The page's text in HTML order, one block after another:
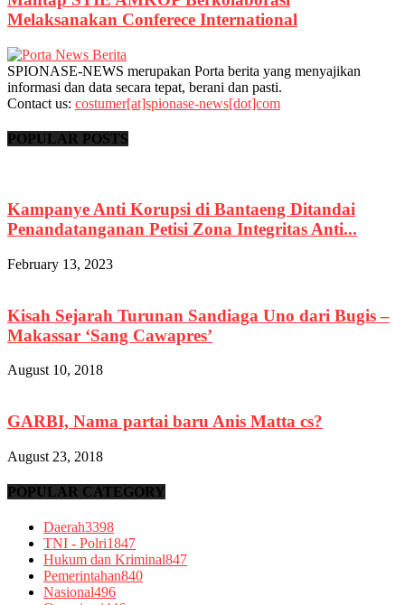
Melaksanakan Conferece International
SPIONASE-NEWS merupakan Porta berita yang menyajikan
informasi dan data secara tepat, berani dan pasti.
Contact us: costumer[at]spionase-news[dot]com
POPULAR POSTS
Kampanye Anti Korupsi di Bantaeng Ditandai
Penandatanganan Petisi Zona Integritas Anti...
February 13, 2023
Kisah Sejarah Turunan Sandiaga Uno dari Bugis –
Makassar ‘Sang Cawapres’
August 10, 2018
GARBI, Nama partai baru Anis Matta cs?
August 23, 2018
POPULAR CATEGORY
Daerah3398
TNI - Polri1847
Hukum dan Kriminal847
Pemerintahan840
Nasional496